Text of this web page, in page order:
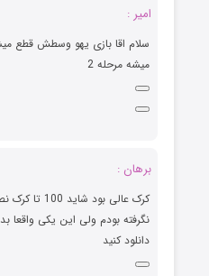
امیر :
سلام اقا بازی یهو وسطش قطع
میشه مرحله 2
برهان :
کرک عالی بود
نگرفته بودم ولی این یکی واقعا
دانلود کنید